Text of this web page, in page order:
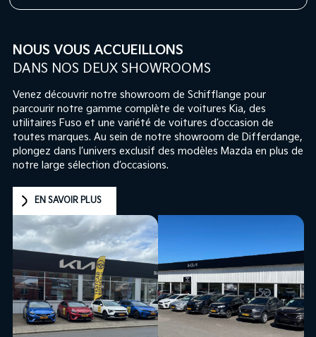
NOUS VOUS ACCUEILLONS
DANS NOS DEUX SHOWROOMS
Venez découvrir notre showroom de Schifflange pour
parcourir notre gamme complète de voitures Kia, des
utilitaires Fuso et une variété de voitures d’occasion de
toutes marques. Au sein de notre showroom de Differdange,
plongez dans l’univers exclusif des modèles Mazda en plus de
notre large sélection d’occasions.
EN SAVOIR PLUS